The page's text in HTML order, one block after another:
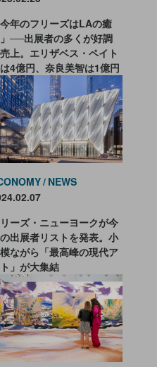
今年のフリーズはLAの癒
──出展者の多くが好調
上。エリザベス・ペイト
4億円、奈良美智は1億円
NEWS
ーズ・ニューヨークが今
出展者リストを発表。小
ながら「最高峰の現代ア
」が大集結